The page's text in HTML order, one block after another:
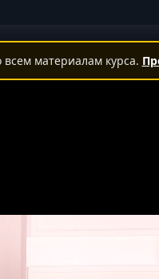
материалам курса.